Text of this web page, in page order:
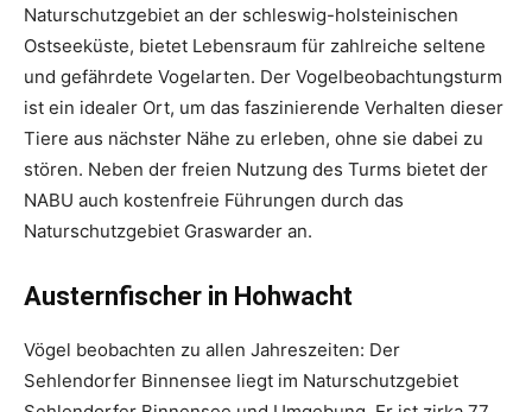
Naturschutzgebiet an der schleswig-holsteinischen
Ostseeküste, bietet Lebensraum für zahlreiche seltene
und gefährdete Vogelarten. Der Vogelbeobachtungsturm
ist ein idealer Ort, um das faszinierende Verhalten dieser
Tiere aus nächster Nähe zu erleben, ohne sie dabei zu
stören. Neben der freien Nutzung des Turms bietet der
NABU auch kostenfreie Führungen durch das
Naturschutzgebiet Graswarder an.
Austernfischer in Hohwacht
Vögel beobachten zu allen Jahreszeiten: Der
Sehlendorfer Binnensee liegt im Naturschutzgebiet